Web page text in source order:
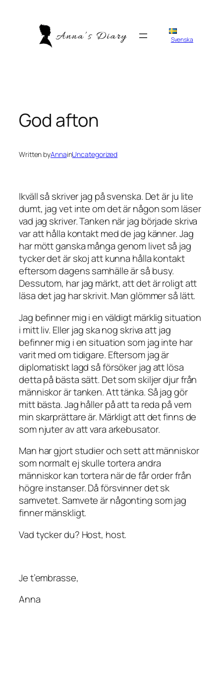
Svenska
God afton
Written byAnnainUncategorized
Ikväll så skriver jag på svenska. Det är ju lite
dumt, jag vet inte om det är någon som läser
vad jag skriver. Tanken när jag började skriva
var att hålla kontakt med de jag känner. Jag
har mött ganska många genom livet så jag
tycker det är skoj att kunna hålla kontakt
eftersom dagens samhälle är så busy.
Dessutom, har jag märkt, att det är roligt att
läsa det jag har skrivit. Man glömmer så lätt.
Jag befinner mig i en väldigt märklig situation
i mitt liv. Eller jag ska nog skriva att jag
befinner mig i en situation som jag inte har
varit med om tidigare. Eftersom jag är
diplomatiskt lagd så försöker jag att lösa
detta på bästa sätt. Det som skiljer djur från
människor är tanken. Att tänka. Så jag gör
mitt bästa. Jag håller på att ta reda på vem
min skarprättare är. Märkligt att det finns de
som njuter av att vara arkebusator.
Man har gjort studier och sett att människor
som normalt ej skulle tortera andra
människor kan tortera när de får order från
högre instanser. Då försvinner det sk
samvetet. Samvete är någonting som jag
finner mänskligt.
Vad tycker du? Host, host.
Je t’embrasse,
Anna